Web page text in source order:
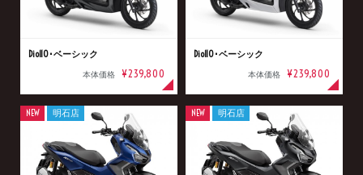
Dio110･ベーシック
本体価格 ¥239,800
Dio110･ベーシック
本体価格 ¥239,800
NEW 明石店 NEW 明石店